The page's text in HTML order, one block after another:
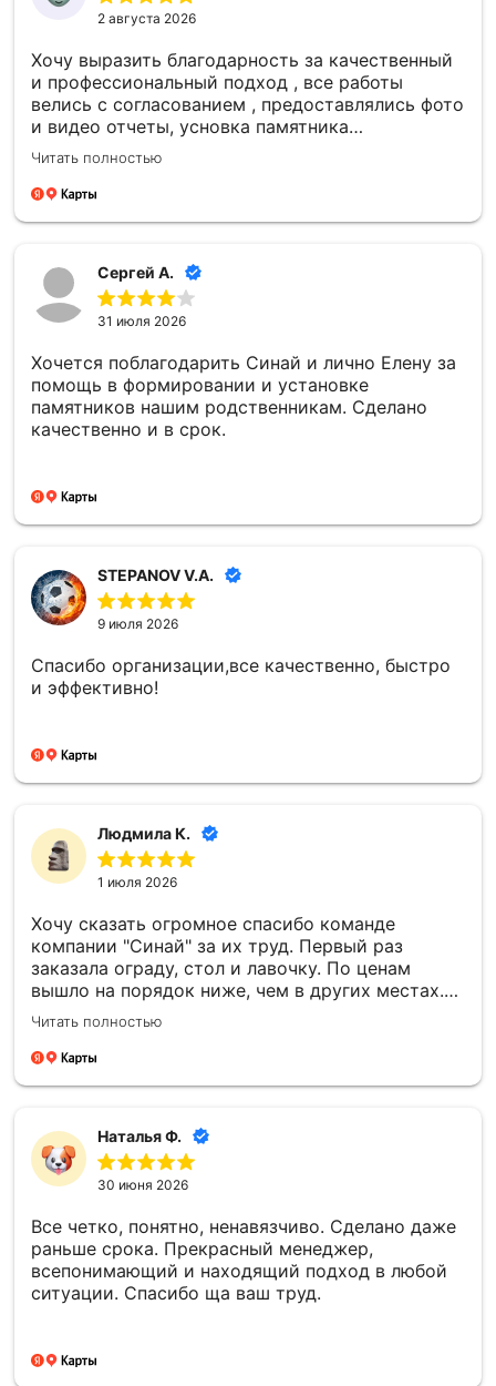
2 августа 2026
Хочу выразить благодарность за качественный
и профессиональный подход , все работы
велись с согласованием , предоставлялись фото
и видео отчеты, усновка памятника
качественная , большое спасибо компании
Читать полностью
Сергей А.
31 июля 2026
Хочется поблагодарить Синай и лично Елену за
помощь в формировании и установке
памятников нашим родственникам. Сделано
качественно и в срок.
STEPANOV V.A.
9 июля 2026
Спасибо организации,все качественно, быстро
и эффективно!
Людмила К.
1 июля 2026
Хочу сказать огромное спасибо команде
компании "Синай" за их труд. Первый раз
заказала ограду, стол и лавочку. По ценам
вышло на порядок ниже, чем в других местах.
Все установили в срок, прислали фотоотчёт.
Второй раз заказали памятник. Информировали
о каждом этапе изготовления, согласовывали
раньше срока, на всех этапах установки также
присылали фотоотчёт. Все сделали очень
хорошо, на совесть! Отдельную благодарность
хочу выразить менеджеру Елене, невероятная
Большое спасибо!
Читать полностью
Наталья Ф.
30 июня 2026
Все четко, понятно, ненавязчиво. Сделано даже
раньше срока. Прекрасный менеджер,
всепонимающий и находящий подход в любой
ситуации. Спасибо ща ваш труд.